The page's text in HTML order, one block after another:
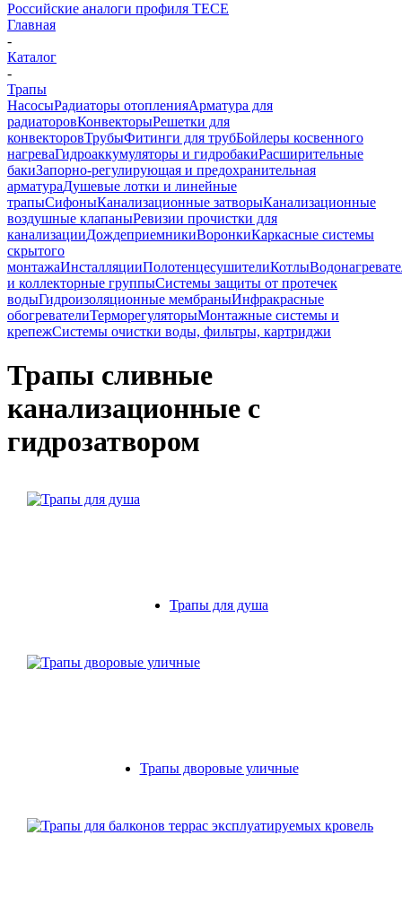
Российские аналоги профиля TECE
Главная
-
Каталог
-
Трапы
НасосыРадиаторы отопленияАрматура для
радиаторовКонвекторыРешетки для
конвекторовТрубыФитинги для трубБойлеры косвенного
нагреваГидроаккумуляторы и гидробакиРасширительные
бакиЗапорно-регулирующая и предохранительная
арматураДушевые лотки и линейные
трапыСифоныКанализационные затворыКанализационные
воздушные клапаныРевизии прочистки для
канализацииДождеприемникиВоронкиКаркасные системы
скрытого
монтажаИнсталляцииПолотенцесушителиКотлы
и коллекторные группыСистемы защиты от протечек
водыГидроизоляционные мембраныИнфракрасные
обогревателиТерморегуляторыМонтажные системы и
крепежСистемы очистки воды, фильтры, картриджи
Трапы сливные
канализационные с
гидрозатвором
Трапы для душа
Трапы дворовые уличные